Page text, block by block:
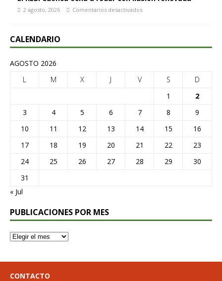
2 agosto, 2026 Comentarios desactivados
CALENDARIO
AGOSTO 2026
L
M X J V S
D
1
2
3
4 5 6 7 8
9
10
11 12 13 14 15
16
17
18 19 20 21 22
23
24
25 26 27 28 29
30
31
« Jul
PUBLICACIONES POR MES
CONTACTO